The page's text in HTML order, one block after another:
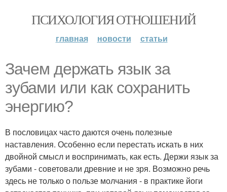
ПСИХОЛОГИЯ ОТНОШЕНИЙ
главная новости статьи
Зачем держать язык за
зубами или как сохранить
энергию?
В пословицах часто даются очень полезные
наставления. Особенно если перестать искать в них
двойной смысл и воспринимать, как есть. Держи язык за
зубами - советовали древние и не зря. Возможно речь
здесь не только о пользе молчания - в практике йоги